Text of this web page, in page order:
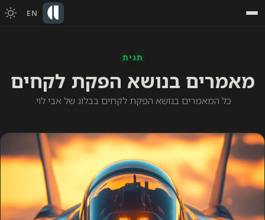
EN
תגית
מאמרים בנושא הפקת לקחים
כל המאמרים בנושא הפקת לקחים בבלוג של אבי לוי.